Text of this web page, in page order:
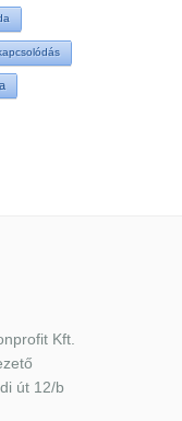
Kft.
út 12/b